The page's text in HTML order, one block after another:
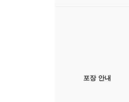
포장 안내